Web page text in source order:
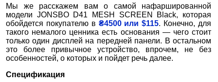
Мы же расскажем вам о самой нафаршированной
модели JONSBO D41 MESH SCREEN Black, которая
обойдется покупателю в ₴4500 или $115. Конечно, для
такого немалого ценника есть основания — чего стоит
только один дисплей на передней панели. В остальном
это более привычное устройство, впрочем, не без
особенностей, о которых и пойдет речь далее.
Спецификация